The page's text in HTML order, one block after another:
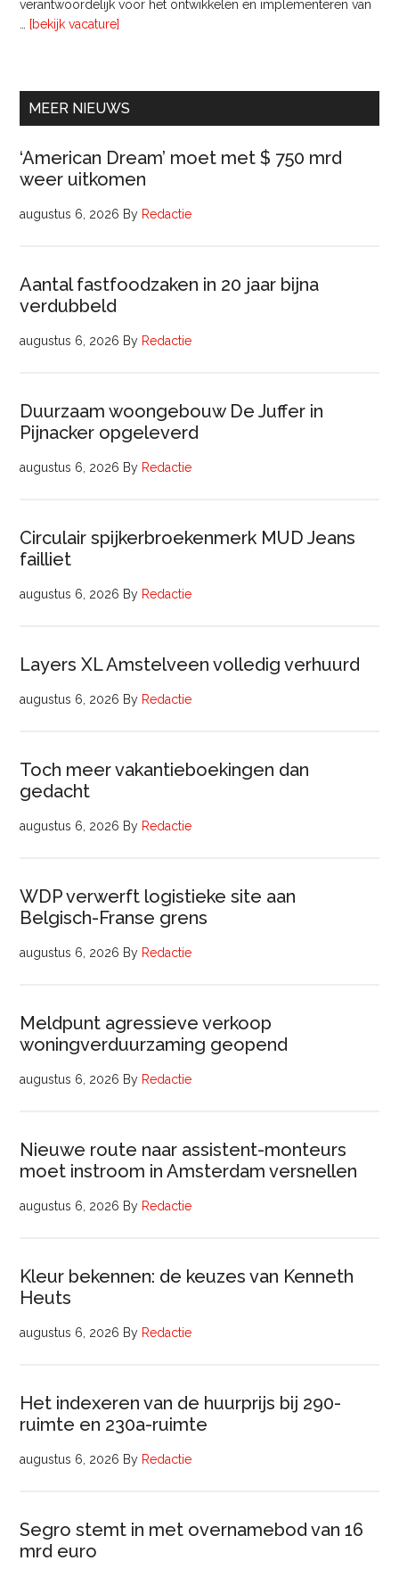
verantwoordelijk voor het ontwikkelen en implementeren van
[bekijk vacature]
uur)
MEER NIEUWS
‘American Dream’ moet met $ 750 mrd
weer uitkomen
augustus 6, 2026 By Redactie
Aantal fastfoodzaken in 20 jaar bijna
verdubbeld
augustus 6, 2026 By Redactie
Duurzaam woongebouw De Juffer in
Pijnacker opgeleverd
augustus 6, 2026 By Redactie
Circulair spijkerbroekenmerk MUD Jeans
failliet
augustus 6, 2026 By Redactie
Layers XL Amstelveen volledig verhuurd
augustus 6, 2026 By Redactie
Toch meer vakantieboekingen dan
gedacht
augustus 6, 2026 By Redactie
WDP verwerft logistieke site aan
Belgisch-Franse grens
augustus 6, 2026 By Redactie
Meldpunt agressieve verkoop
woningverduurzaming geopend
augustus 6, 2026 By Redactie
Nieuwe route naar assistent-monteurs
moet instroom in Amsterdam versnellen
augustus 6, 2026 By Redactie
Kleur bekennen: de keuzes van Kenneth
Heuts
augustus 6, 2026 By Redactie
Het indexeren van de huurprijs bij 290-
ruimte en 230a-ruimte
augustus 6, 2026 By Redactie
Segro stemt in met overnamebod van 16
mrd euro